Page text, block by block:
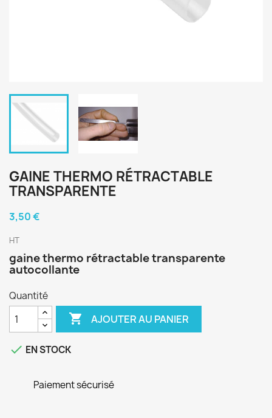
GAINE THERMO RÉTRACTABLE
TRANSPARENTE
3,50 €
HT
gaine thermo rétractable transparente
autocollante
Quantité
 AJOUTER AU PANIER
 EN STOCK
Paiement sécurisé